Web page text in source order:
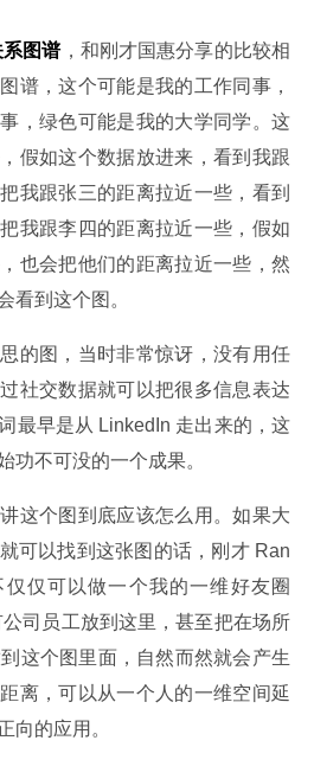
图谱，和刚才国惠分享的比较相
谱，这个可能是我的工作同事，
，绿色可能是我的大学同学。这
假如这个数据放进来，看到我跟
我跟张三的距离拉近一些，看到
我跟李四的距离拉近一些，假如
也会把他们的距离拉近一些，然
看到这个图。
的图，当时非常惊讶，没有用任
社交数据就可以把很多信息表达
最早是从 LinkedIn 走出来的，这
功不可没的一个成果。
这个图到底应该怎么用。如果大
可以找到这张图的话，刚才 Ran
仅可以做一个我的一维好友圈
司员工放到这里，甚至把在场所
这个图里面，自然而然就会产生
离，可以从一个人的一维空间延
向的应用。